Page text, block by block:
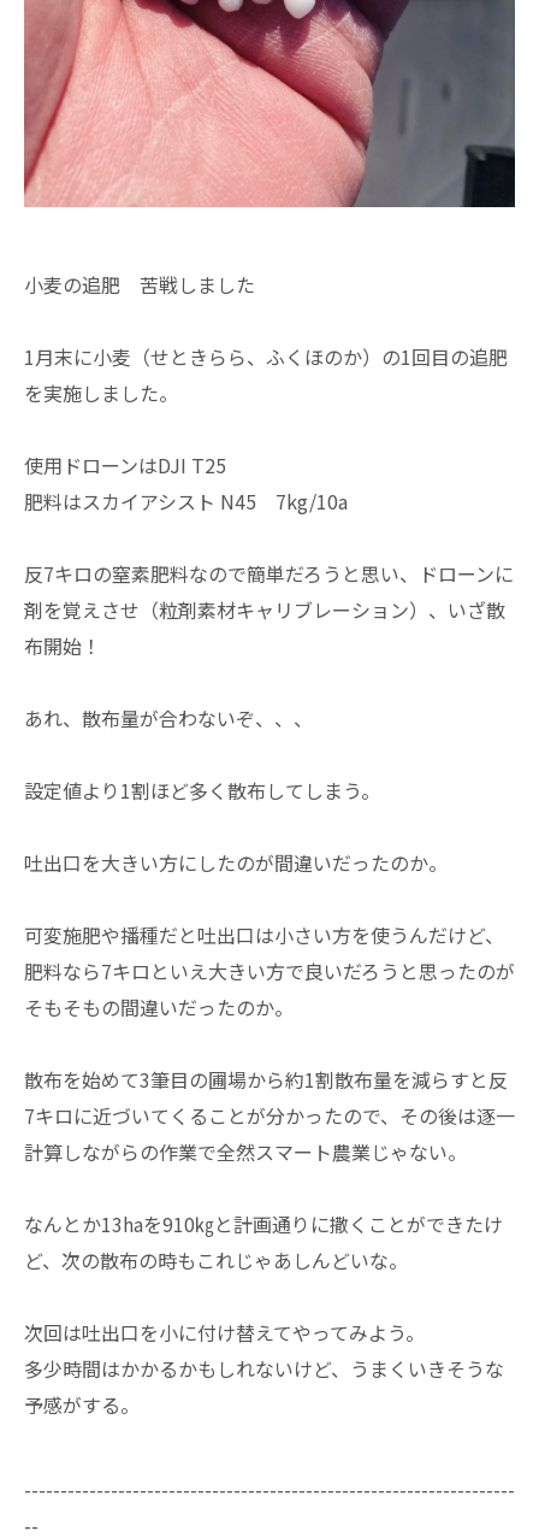
小麦の追肥 苦戦しました
1月末に小麦（せときらら、ふくほのか）の1回目の追肥
を実施しました。
使用ドローンはDJI T25
肥料はスカイアシスト N45 7kg/10a
反7キロの窒素肥料なので簡単だろうと思い、ドローンに
剤を覚えさせ（粒剤素材キャリブレーション）、いざ散
布開始！
あれ、散布量が合わないぞ、、、
設定値より1割ほど多く散布してしまう。
吐出口を大きい方にしたのが間違いだったのか。
可変施肥や播種だと吐出口は小さい方を使うんだけど、
肥料なら7キロといえ大きい方で良いだろうと思ったのが
そもそもの間違いだったのか。
散布を始めて3筆目の圃場から約1割散布量を減らすと反
7キロに近づいてくることが分かったので、その後は逐一
計算しながらの作業で全然スマート農業じゃない。
なんとか13haを910㎏と計画通りに撒くことができたけ
ど、次の散布の時もこれじゃあしんどいな。
次回は吐出口を小に付け替えてやってみよう。
多少時間はかかるかもしれないけど、うまくいきそうな
予感がする。
--------------------------------------------------------------------
--